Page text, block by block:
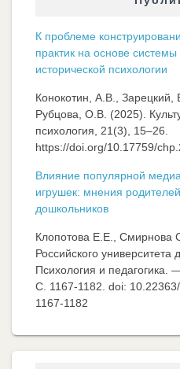
К проблеме
практик на основе системы
исторической психологии
Конокотин, А.В.,
Рубцова, О.В. (2025).
психология, 21(3), 15–26.
https://doi.org/10.17759/
Влияние популярной
игрушек: мнения
дошкольников
Клопотова Е.Е., Смирнова
Российского
Психология и
C. 1167-1182. doi:
1167-1182